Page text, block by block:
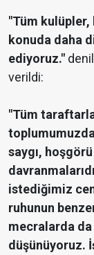
"Tüm kulüpler,
konuda daha
ediyoruz."
verildi:
"Tüm
saygı,
istediğimiz
ruhunun
mecralarda da
düşünüyoruz.